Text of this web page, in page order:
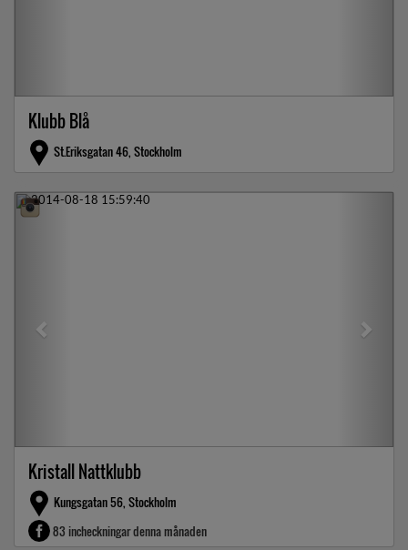
Klubb Blå
St.Eriksgatan 46, Stockholm
Previous
Kristall Nattklubb
Kungsgatan 56, Stockholm
83 incheckningar denna månaden